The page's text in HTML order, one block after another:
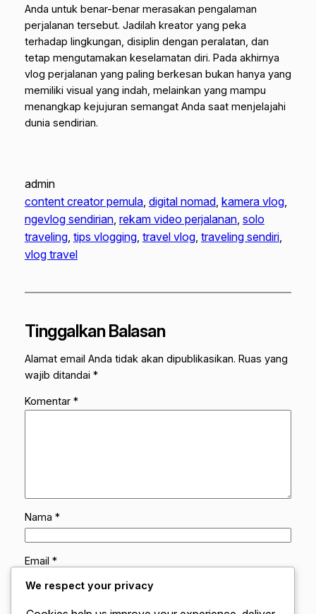
Anda untuk benar-benar merasakan pengalaman
perjalanan tersebut. Jadilah kreator yang peka
terhadap lingkungan, disiplin dengan peralatan, dan
tetap mengutamakan keselamatan diri. Pada akhirnya
vlog perjalanan yang paling berkesan bukan hanya yang
memiliki visual yang indah, melainkan yang mampu
menangkap kejujuran semangat Anda saat menjelajahi
dunia sendirian.
admin
content creator pemula, digital nomad, kamera vlog
ngevlog sendirian, rekam video perjalanan, solo
traveling, tips vlogging, travel vlog, traveling sendiri
vlog travel
Tinggalkan Balasan
Alamat email Anda tidak akan dipublikasikan. Ruas yang
wajib ditandai *
Komentar *
Nama *
Email *
We respect your privacy